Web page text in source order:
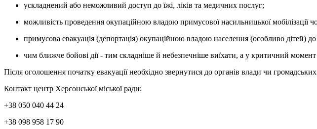
ускладнений або неможливий доступ до їжі, ліків та медичних послуг;
можливість проведення окупаційною владою примусової насильницької мобілізації
примусова евакуація (депортація) окупаційною владою населення (особливо дітей)
чим ближче бойові дії - тим складніше й небезпечніше виїхати, а у критичний
Після оголошення початку евакуації необхідно звернутися до органів влади чи
Контакт центр Херсонської міської ради:
+38 050 040 44 24
+38 098 958 17 90